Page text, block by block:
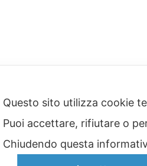
I
Questo sito utilizza cookie
Puoi accettare, rifiutare o
Chiudendo questa